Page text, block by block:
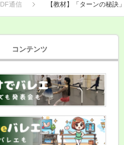
DF通信 【教材】「ターンの秘訣
コンテンツ